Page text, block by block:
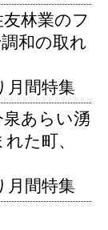
林業のフ
和の取れ
月間特集
泉あらい湧
た町、
月間特集